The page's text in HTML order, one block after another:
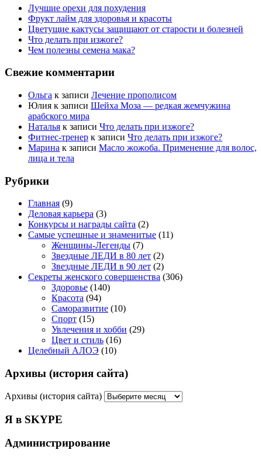
Лучшие орехи для похудения
Фрукт лайм для здоровья и красоты
Цветущие кактусы защищают от старости и болезней
Что делать при изжоге?
Чем полезны семена мака?
Свежие комментарии
Ольга к записи Лечение прополисом
Юлия к записи Шейха Моза — редкая жемчужина
арабского мира
Наталья к записи Что делать при изжоге?
Фитнес-тренер к записи Что делать при изжоге?
Марина к записи Масло жожоба. Применение для волос,
лица и тела
Рубрики
Главная (9)
Деловая карьера (3)
Конкурсы и награды сайта (2)
Самые успешные и знаменитые (11)
Женщины-Легенды (7)
Звездные ЛЕДИ в 80 лет (2)
Звездные ЛЕДИ в 90 лет (2)
Секреты женского совершенства (306)
Здоровье (140)
Красота (94)
Саморазвитие (10)
Спорт (15)
Увлечения и хобби (29)
Цвет и стиль (16)
Целебный АЛОЭ (10)
Архивы (история сайта)
Архивы (история сайта)
Я в SKYPE
Администрирование